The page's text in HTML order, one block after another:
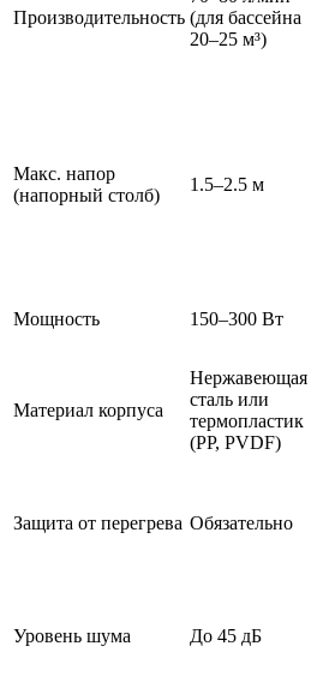
Производительность (для бассейна
20–25 м³)
Макс. напор
(напорный столб)
1.5–2.5 м
Мощность 150–300 Вт
Материал корпуса
Нержавеющая
сталь или
термопластик
(PP, PVDF)
Защита от перегрева Обязательно
Уровень шума До 45 дБ